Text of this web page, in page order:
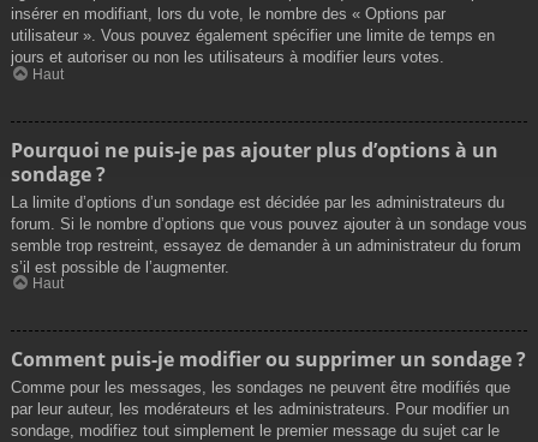
insérer en modifiant, lors du vote, le nombre des « Options par
utilisateur ». Vous pouvez également spécifier une limite de temps en
jours et autoriser ou non les utilisateurs à modifier leurs votes.
Haut
Pourquoi ne puis-je pas ajouter plus d’options à un
sondage ?
La limite d’options d’un sondage est décidée par les administrateurs du
forum. Si le nombre d’options que vous pouvez ajouter à un sondage vous
semble trop restreint, essayez de demander à un administrateur du forum
s’il est possible de l’augmenter.
Haut
Comment puis-je modifier ou supprimer un sondage ?
Comme pour les messages, les sondages ne peuvent être modifiés que
par leur auteur, les modérateurs et les administrateurs. Pour modifier un
sondage, modifiez tout simplement le premier message du sujet car le